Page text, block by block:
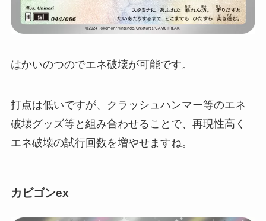
はかいのつのでエネ破壊が可能です。
打点は低いですが、クラッシュハンマー等のエネ
破壊グッズ等と組み合わせることで、再現性高く
エネ破壊の試行回数を増やせますね。
カビゴンex